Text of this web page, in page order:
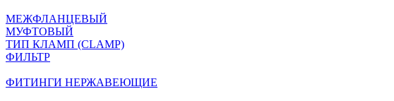
МЕЖФЛАНЦЕВЫЙ
МУФТОВЫЙ
ТИП КЛАМП (CLAMP)
ФИЛЬТР
ФИТИНГИ НЕРЖАВЕЮЩИЕ